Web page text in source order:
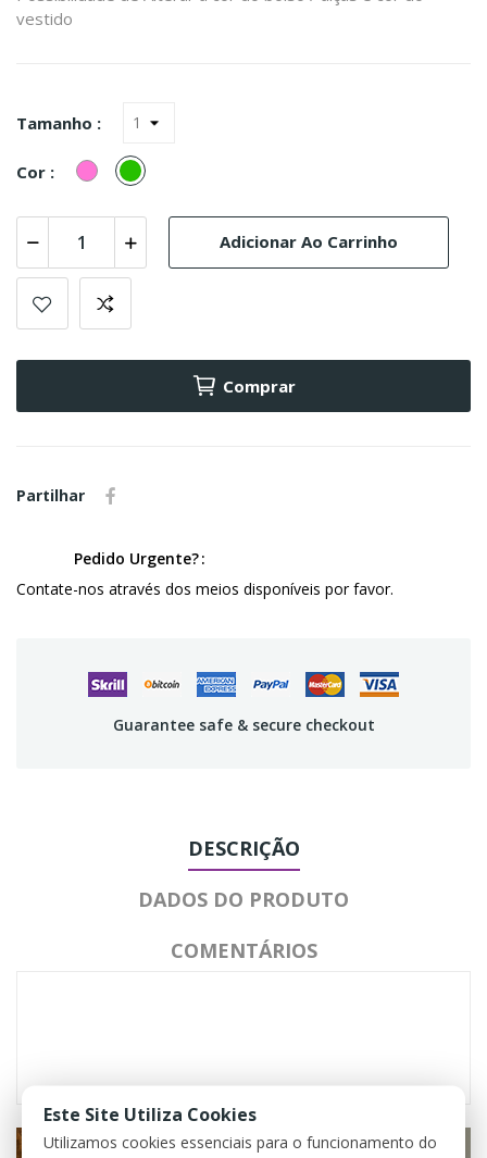
vestido
Tamanho :
Cor : Rosa verde
Adicionar Ao Carrinho
Comprar
Partilhar
Pedido Urgente?
Contate-nos através dos meios disponíveis por favor.
Guarantee safe & secure checkout
DESCRIÇÃO
DADOS DO PRODUTO
COMENTÁRIOS
Este Site Utiliza Cookies
Utilizamos cookies essenciais para o funcionamento do